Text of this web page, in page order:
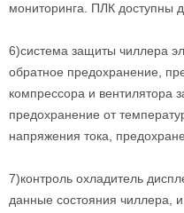
мониторинга. ПЛК доступны
6)система защиты чиллера
обратное предохранение,
компрессора и вентилятора
предохранение от
напряжения тока,
7)контроль охладитель
данные состояния чиллера,